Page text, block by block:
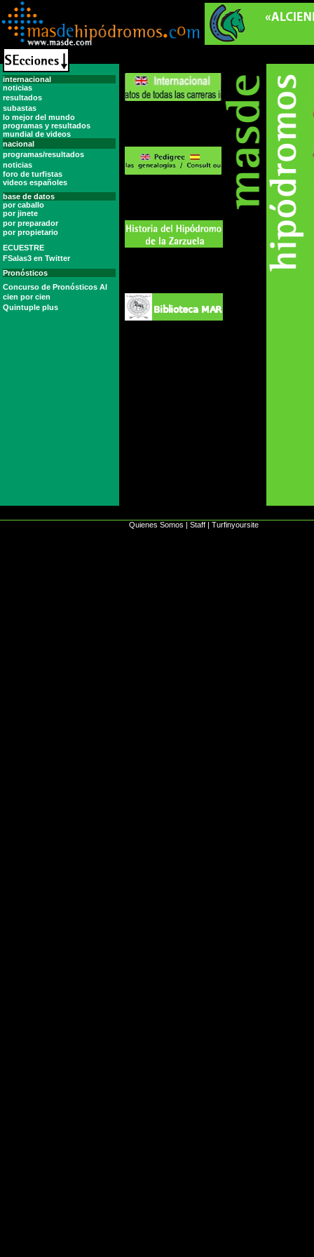
internacional
noticias
resultados
subastas
lo mejor del mundo
programas y resultados
mundial de videos
nacional
programas/resultados
noticias
foro de turfistas
videos españoles
base de datos
por caballo
por jinete
por preparador
por propietario
ECUESTRE
FSalas3 en Twitter
Pronósticos
Concurso de Pronósticos Al
cien por cien
Quintuple plus
Quienes Somos | Staff | Turfinyoursite